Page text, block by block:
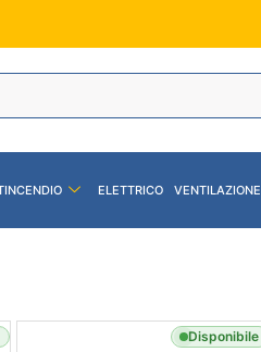
ELETTRICO VENTILAZIONE
Disponibile